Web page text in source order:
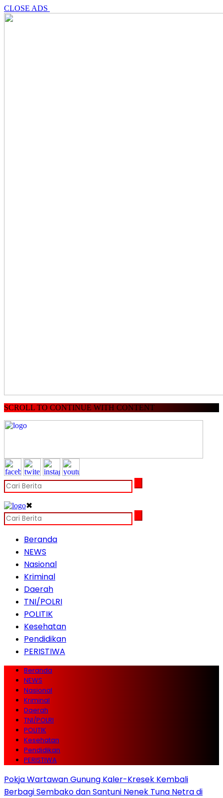
CLOSE ADS
SCROLL TO CONTINUE WITH CONTENT
✖
Beranda
NEWS
Nasional
Kriminal
Daerah
TNI/POLRI
POLITIK
Kesehatan
Pendidikan
PERISTIWA
Beranda
NEWS
Nasional
Kriminal
Daerah
TNI/POLRI
POLITIK
Kesehatan
Pendidikan
PERISTIWA
Pokja Wartawan Gunung Kaler-Kresek Kembali
Berbagi Sembako dan Santuni Nenek Tuna Netra di